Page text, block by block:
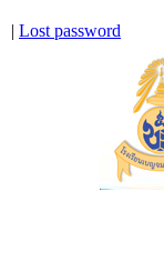
| Lost password